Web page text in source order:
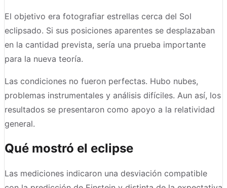
El objetivo era fotografiar estrellas cerca del Sol
eclipsado. Si sus posiciones aparentes se desplazaban
en la cantidad prevista, sería una prueba importante
para la nueva teoría.
Las condiciones no fueron perfectas. Hubo nubes,
problemas instrumentales y análisis difíciles. Aun así, los
resultados se presentaron como apoyo a la relatividad
general.
Qué mostró el eclipse
Las mediciones indicaron una desviación compatible